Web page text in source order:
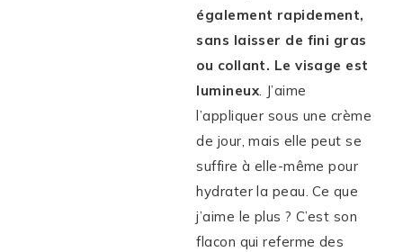
également rapidement,
sans laisser de fini gras
ou collant. Le visage est
lumineux. J’aime
l’appliquer sous une crème
de jour, mais elle peut se
suffire à elle-même pour
hydrater la peau. Ce que
j’aime le plus ? C’est son
flacon qui referme des